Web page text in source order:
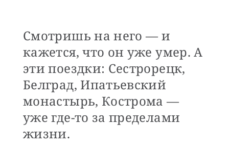
Смотришь на него — и
кажется, что он уже умер. А
эти поездки: Сестрорецк,
Белград, Ипатьевский
монастырь, Кострома —
уже где-то за пределами
жизни.